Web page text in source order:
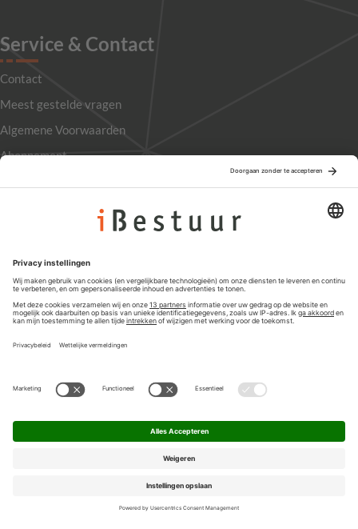
Service & Contact
Contact
Meest gestelde vragen
Algemene Voorwaarden
Abonnement
Privacyinstellingen